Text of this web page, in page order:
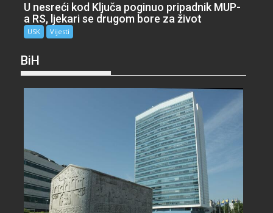
U nesreći kod Ključa poginuo pripadnik MUP-
a RS, ljekari se drugom bore za život
USK Vijesti
BiH